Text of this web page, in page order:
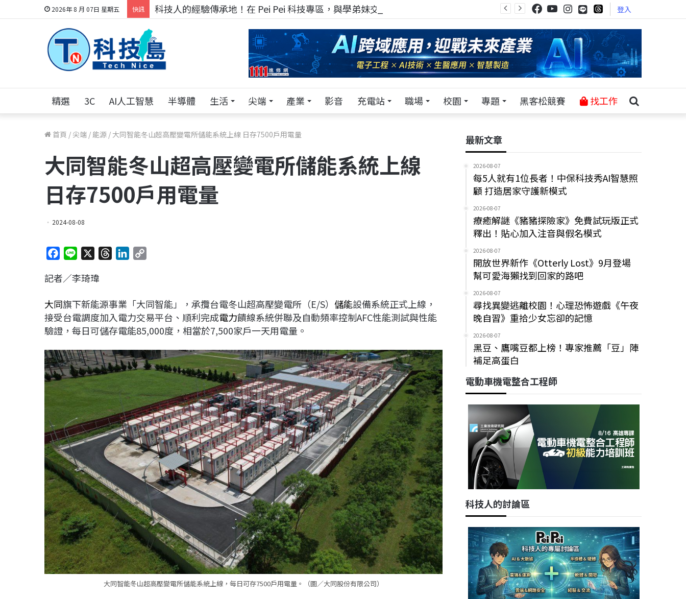
2026年 8 月 07日 星期五 快訊 科技人的經驗傳承地！在 Pei Pei 科技專區，與學弟妹交流最硬核的技術 登入
精選 3C AI人工智慧 半導體 生活 尖端 產業 影音 充電站 職場 校園 專題 黑客松競賽 找工作
首頁 /尖端 / 能源 / 大同智能冬山超高壓變電所儲能系統上線 日存7500戶用電量
大同智能冬山超高壓變電所儲能系統上線
日存7500戶用電量
2024-08-08
c
b
o
o
n
a
d
s
e
d
I
L
i
n
記者／李琦瑋
大同旗下新能源事業「大同智能」，承攬台電冬山超高壓變電所（E/S） 儲能設備系統正式上線，
接受台電調度加入電力交易平台、順利完成電力饋線系統併聯及自動頻率控制AFC性能測試與性能
驗證，每日可儲存電能85,000度，相當於7,500家戶一天用電量。
大同智能冬山超高壓變電所儲能系統上線，每日可存7500戶用電量。（圖／大同股份有限公司）
最新文章
2026-08-07
每5人就有1位長者！中保科技秀AI智慧照
顧 打造居家守護新模式
2026-08-07
療癒解謎《豬豬探險家》免費試玩版正式
釋出！貼心加入注音與假名模式
2026-08-07
開放世界新作《Otterly Lost》9月登場
幫可愛海獺找到回家的路吧
2026-08-07
尋找異變逃離校園！心理恐怖遊戲《午夜
晚自習》重拾少女忘卻的記憶
2026-08-07
黑豆、鷹嘴豆都上榜！專家推薦「豆」陣
補足高蛋白
電動車機電整合工程師
科技人的討論區